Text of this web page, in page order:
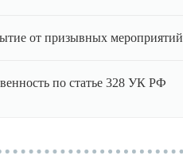
от призывных мероприятий
по статье 328 УК РФ